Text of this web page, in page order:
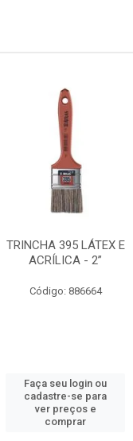
TRINCHA 395 LÁTEX E
ACRÍLICA - 2”
Código: 886664
Faça seu login ou
cadastre-se para
ver preços e
comprar